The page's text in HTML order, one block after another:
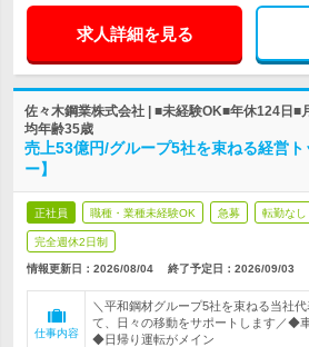
求人詳細を見る
佐々木鋼業株式会社 | ■未経験OK■年休124日■
均年齢35歳
売上53億円/グループ5社を束ねる経営
ー】
正社員 職種・業種未経験OK 急募 転勤なし
完全週休2日制
情報更新日：2026/08/04 終了予定日： 2026/09/03
仕事内容
＼平和鋼材グループ5社を束ねる当社
て、日々の移動をサポートします／◆
◆日帰り運転がメイン